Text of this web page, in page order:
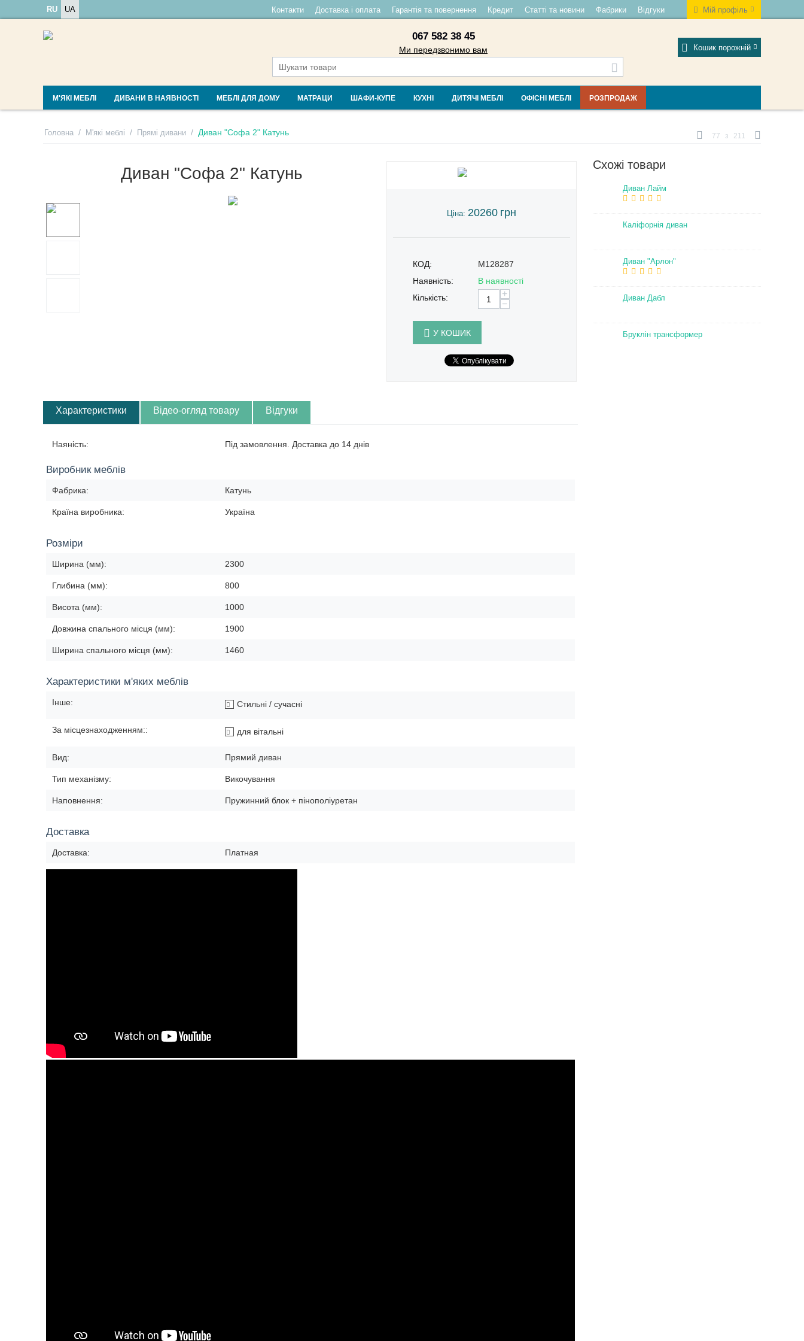
RU UA Мій профіль
Контакти Доставка і оплата Гарантія та повернення Кредит Статті та новини Фабрики Відгуки
067 582 38 45
Ми передзвонимо вам Кошик порожній
М'ЯКІ МЕБЛІ ДИВАНИ В НАЯВНОСТІ МЕБЛІ ДЛЯ ДОМУ МАТРАЦИ ШАФИ-КУПЕ КУХНІ ДИТЯЧІ МЕБЛІ ОФІСНІ МЕБЛІ РОЗПРОДАЖ
Головна / М'які меблі / Прямі дивани / Диван "Софа 2" Катунь 77 з 211
Диван "Софа 2" Катунь
Ціна: 20260 грн
КОД:
M128287
Наявність:
В наявності
Кількість:
+
−
У КОШИК
Характеристики Відео-огляд товару Відгуки
Наяність: Під замовлення. Доставка до 14 днів
Виробник меблів
Фабрика: Катунь
Країна виробника: Україна
Розміри
Ширина (мм): 2300
Глибина (мм): 800
Висота (мм): 1000
Довжина спального місця (мм): 1900
Ширина спального місця (мм): 1460
Характеристики м'яких меблів
Інше: Стильні / сучасні
За місцезнаходженням:: для вітальні
Вид: Прямий диван
Тип механізму: Викочування
Наповнення: Пружинний блок + пінополіуретан
Доставка
Доставка: Платная
Схожі товари
Диван Лайм
Каліфорнія диван
Диван "Арлон"
Диван Дабл
Бруклін трансформер